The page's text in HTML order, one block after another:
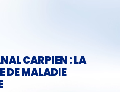
CARPIEN : LA
DE MALADIE